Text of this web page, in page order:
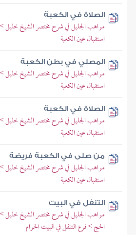
الصلاة في الكعبة
مواهب الجليل في شرح مختصر الشيخ
استقبال عين الكعبة
المصلي في بطن الكعبة
مواهب الجليل في شرح مختصر الشيخ
استقبال عين الكعبة
الصلاة في الكعبة
مواهب الجليل في شرح مختصر الشيخ
استقبال عين الكعبة
من صلى في الكعبة فريضة
مواهب الجليل في شرح مختصر الشيخ
استقبال عين الكعبة
التنفل في البيت
مواهب الجليل في شرح مختصر الشيخ خليل
الحج > فرع التنفل في البيت الحرام